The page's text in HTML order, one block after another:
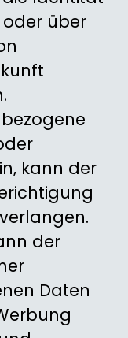
über
kann der
der
Daten